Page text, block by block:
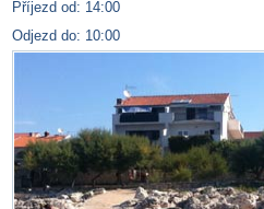
Příjezd od: 14:00
Odjezd do: 10:00